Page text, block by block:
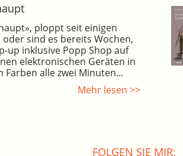
ploppt seit einigen
oder sind es bereits Wochen,
up inklusive Popp Shop auf
elektronischen Geräten in
Farben alle zwei Minuten...
Mehr lesen >>
FOLGEN SIE MIR: